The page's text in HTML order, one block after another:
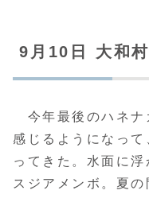
9月10日 大和
今年最後のハネナ
感じるようになっ
ってきた。水面に
スジアメンボ。夏